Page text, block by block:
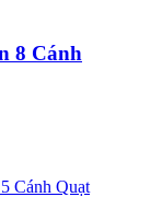
8 Cánh